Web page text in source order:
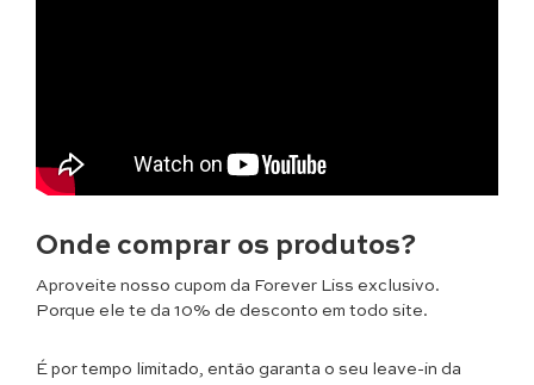
Onde comprar os produtos?
Aproveite nosso cupom da Forever Liss exclusivo.
Porque ele te da 10% de desconto em todo site.
É por tempo limitado, então garanta o seu leave-in da